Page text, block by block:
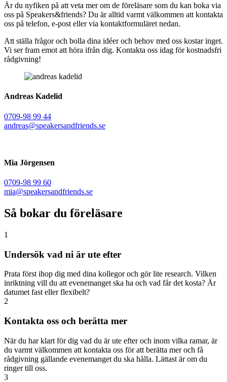
Är du nyfiken på att veta mer om de föreläsare som du kan boka via
oss på Speakers&friends? Du är alltid varmt välkommen att kontakta
oss på telefon, e-post eller via kontaktformuläret nedan.
Att ställa frågor och bolla dina idéer och behov med oss kostar inget.
Vi ser fram emot att höra ifrån dig. Kontakta oss idag för kostnadsfri
rådgivning!
Andreas Kadelid ​
0709-98 99 44
andreas@speakersandfriends.se​
Mia Jörgensen
0709-98 99 60
mia@speakersandfriends.se​
Så bokar du föreläsare
1
Undersök vad ni är ute efter
Prata först ihop dig med dina kollegor och gör lite research. Vilken
inriktning vill du att evenemanget ska ha och vad får det kosta? Är
datumet fast eller flexibelt?
2
Kontakta oss och berätta mer
När du har klart för dig vad du är ute efter och inom vilka ramar, är
du varmt välkommen att kontakta oss för att berätta mer och få
rådgivning gällande evenemanget du ska hålla. Lättast är om du
ringer till oss.
3